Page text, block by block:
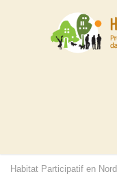
Habitat Participatif en Nord